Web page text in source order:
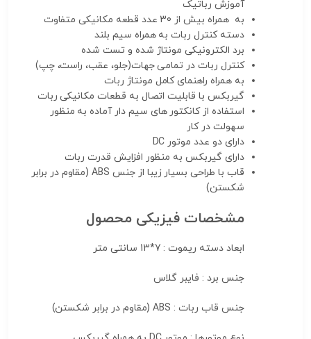
آموزش رباتيک
به همراه بیش از 30 عدد قطعه مکانیکی متفاوت
دسته کنترل ربات به همراه سیم بلند
برد الکترونیکی مونتاژ شده و تست شده
کنترل ربات در تمامی جهات(جلو، عقب، راست، چپ)
به همراه راهنمای کامل مونتاژ ربات
گیربکس با قابلیت اتصال به قطعات مکانیکی ربات
استفاده از کانکتور های سیم دار آماده به منظور
سهولت در کار
دارای دو عدد موتور DC
دارای گیربکس به منظور افزایش قدرت ربات
قاب با طراحی بسیار زیبا از جنس ABS (مقاوم در برابر
شکستن)
مشخصات فیزیکی محصول
ابعاد دسته ریموت : 7*13 سانتی متر
جنس برد : فایبر گلاس
جنس قاب ربات : ABS (مقاوم در برابر شکستن)